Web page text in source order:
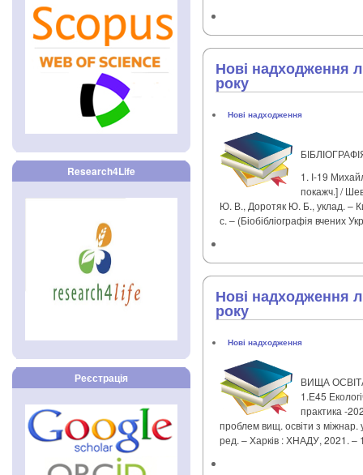
Research4Life
Реєстрація
Нові надходження
року
Нові надходження
1. І-19
покажч.] /
Ю. В., Доротяк Ю. Б., уклад. –
с. – (Біобібліографія вчених
Нові надходження
року
Нові надходження
ВИЩА
1.Е45
практика -
проблем вищ. освіти з
ред. – Харків : ХНАДУ, 2021. –